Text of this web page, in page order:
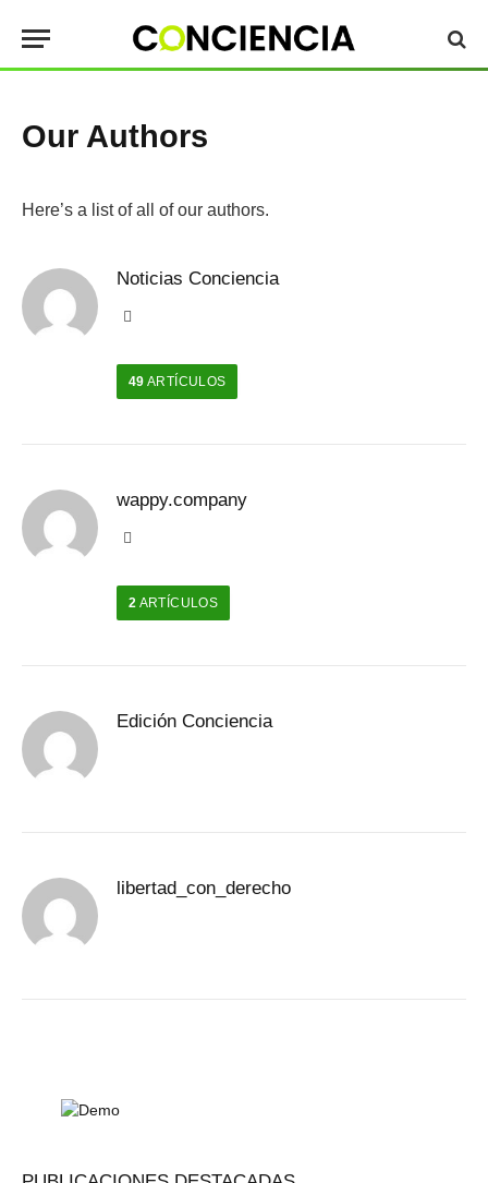
Our Authors
Here’s a list of all of our authors.
Noticias Conciencia
49 ARTÍCULOS
wappy.company
2 ARTÍCULOS
Edición Conciencia
libertad_con_derecho